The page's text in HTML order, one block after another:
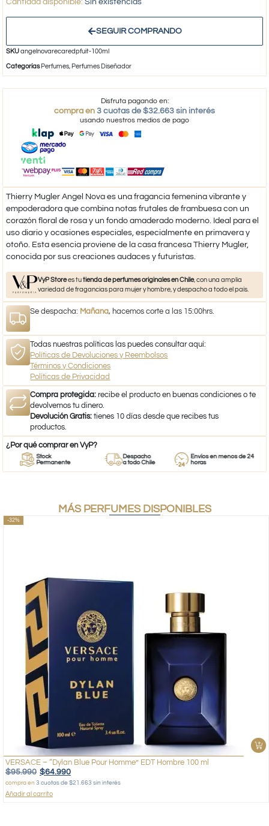
Sin existencias
SEGUIR COMPRANDO
SKUangelnovarecaredpfuit-100ml
Categorías Perfumes, Perfumes Diseñador
Disfruta pagando en:
compra en 3 cuotas de $32.663 sin interés
usando nuestros medios de pago
Thierry Mugler Angel Nova es una fragancia femenina vibrante y
empoderadora que combina notas frutales de frambuesa con un
corazón floral de rosa y un fondo amaderado moderno. Ideal para el
uso diario y ocasiones especiales, especialmente en primavera y
otoño. Esta esencia proviene de la casa francesa Thierry Mugler,
conocida por sus creaciones audaces y futuristas.
VyP Storees tutienda de perfumes originales en Chile, con una amplia
variedad de fragancias para mujer y hombre, y despacho a todo el país.
Se despacha: Mañana, hacemos corte a las 15:00hrs.
Todas nuestras políticas las puedes consultar aquí:
Políticas de Devoluciones y Reembolsos
Términos y Condiciones
Políticas de Privacidad
Compra protegida: recibe el producto en buenas condiciones o te
devolvemos tu dinero.
Devolución Gratis: tienes 10 días desde que recibes tus
productos.
¿Por qué comprar en VyP?
Stock
Permanente
Despacho
a todo Chile
Envíos en menos de 24
horas
MÁS PERFUMES DISPONIBLES
-32%
VERSACE – “Dylan Blue Pour Homme” EDT Hombre 100 ml
$95.990 $64.990
compra en 3 cuotas de $21.663 sin interés
Añadir al carrito